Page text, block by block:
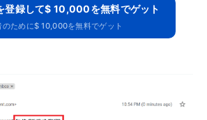
録して$ 10,000を無料でゲット
のために$ 10,000を無料でゲット